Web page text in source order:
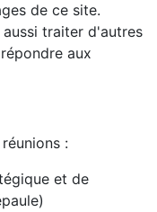
de ce site.
traiter d'autres
aux
:
et de